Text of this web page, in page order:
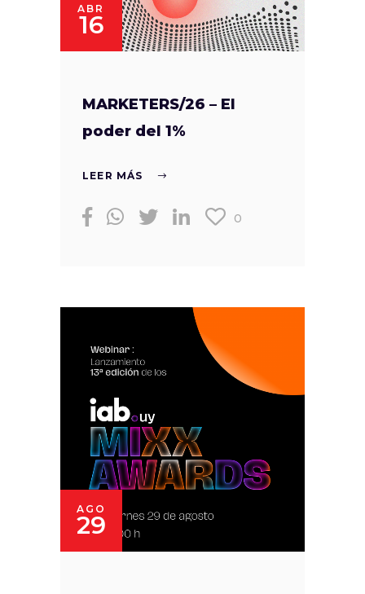
ABR
16
MARKETERS/26 – El
poder del 1%
LEER MÁS
0
AGO
29